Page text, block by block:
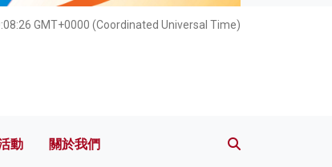
GMT+0000 (Coordinated Universal Time)
動 關於我們